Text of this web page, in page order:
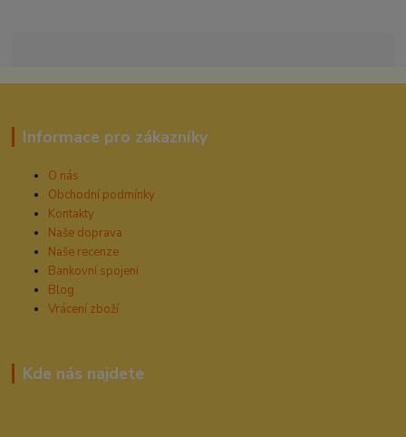
Informace pro zákazníky
O nás
Obchodní podmínky
Kontakty
Naše doprava
Naše recenze
Bankovní spojení
Blog
Vrácení zboží
Kde nás najdete